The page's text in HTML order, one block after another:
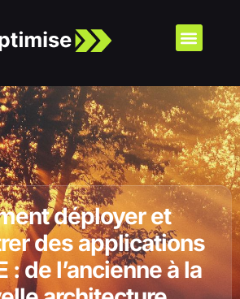
déployer et
des applications
: de l’ancienne à la